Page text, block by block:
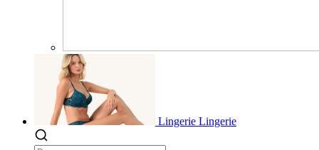
Lingerie Lingerie